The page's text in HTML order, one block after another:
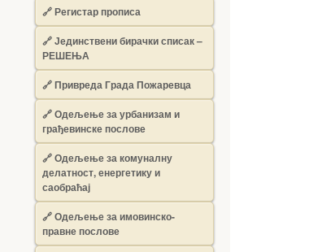
🔗Регистар прописа
🔗Јединствени бирачки списак –
РЕШЕЊА
🔗Привреда Града Пожаревца
🔗Одељење за урбанизам и
грађевинске послове
🔗Одељење за комуналну
делатност, енергетику и
саобраћај
🔗Одељење за имовинско-
правне послове